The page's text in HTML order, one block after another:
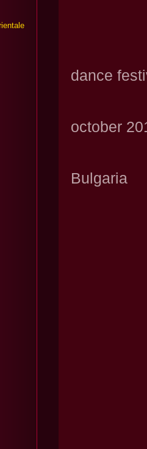
dance
october
Bulgaria